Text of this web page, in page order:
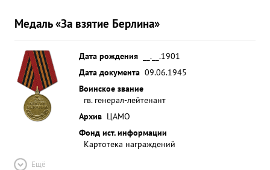
Медаль «За взятие Берлина»
Дата рождения
__.__.1901
Дата документа 09.06.1945
Воинское звание
гв. генерал-лейтенант
Архив ЦАМО
Фонд ист. информации
Картотека награждений
Ещё